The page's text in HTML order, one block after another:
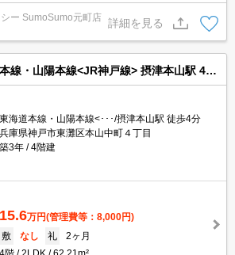
います。収納はシューズボックス・クロゼット
々と空間を利用することも可能です。セキュリ
ック・TVインターホンなどを備え付けているの
す。魅力も多い賃貸物件はいかがでしょうか。
ー SumoSumo元町店
詳細を見る
・山陽本線<JR神戸線> 摂津本山駅 4階建 築3年
東海道本線・山陽本線<･･･/摂津本山駅 徒歩4分
兵庫県神戸市東灘区本山中町４丁目
築3年
4階建
15.6万円(管理費等：8,000円)
敷
なし 礼
2ヶ月